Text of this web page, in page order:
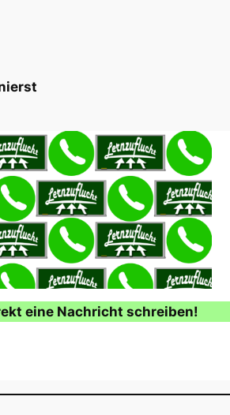
eine Nachricht schreiben!